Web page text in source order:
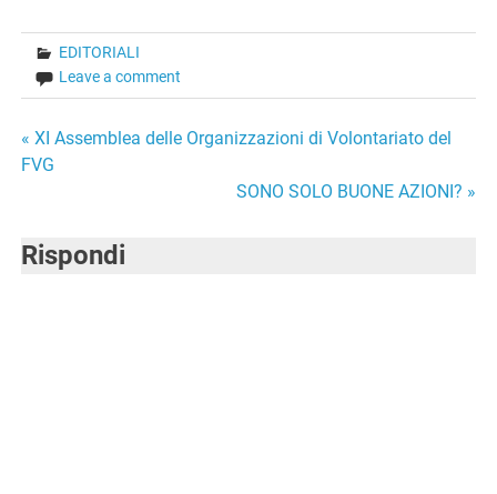
coinvolgimento non proprio
prevede due giorni di lavoro:
Il…
EDITORIALI
Leave a comment
Navigazione
« XI Assemblea delle Organizzazioni di Volontariato del
FVG
SONO SOLO BUONE AZIONI? »
Rispondi